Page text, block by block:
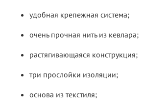
удобная крепежная система;
очень прочная нить из кевлара;
растягивающаяся конструкция;
три прослойки изоляции;
основа из текстиля;